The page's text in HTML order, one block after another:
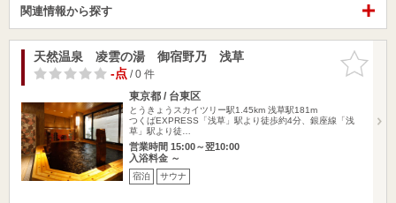
関連情報から探す
お気に入
りに追加
天然温泉 凌雲の湯 御宿野乃 浅草
-点/ 0 件
東京都 / 台東区
とうきょうスカイツリー駅1.45km 浅草駅181m
つくばEXPRESS「浅草」駅より徒歩約4分、銀座線「浅
草」駅より徒…
営業時間 15:00～翌10:00
入浴料金 ～
宿泊 サウナ